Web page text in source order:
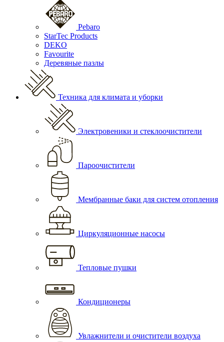
Pebaro
StarTec Products
DEKO
Favourite
Деревяные пазлы
Техника для климата и уборки
Электровеники и стеклоочистители
Пароочистители
Мембранные баки для систем отопления
Циркуляционные насосы
Тепловые пушки
Кондиционеры
Увлажнители и очистители воздуха